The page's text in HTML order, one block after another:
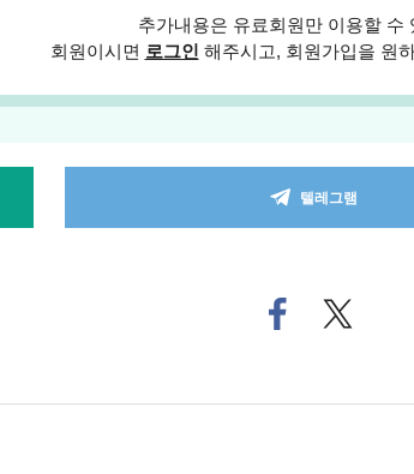
추가내용은 유료회원만 이용할 수
회원이시면 로그인 해주시고, 회원가입을 원
텔레그램
페
이
트위
터로